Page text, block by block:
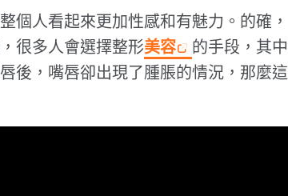
個人看起來更加性感和有魅力。的確，
很多人會選擇整形美容
的手段，其中
後，嘴唇卻出現了腫脹的情況，那麼這